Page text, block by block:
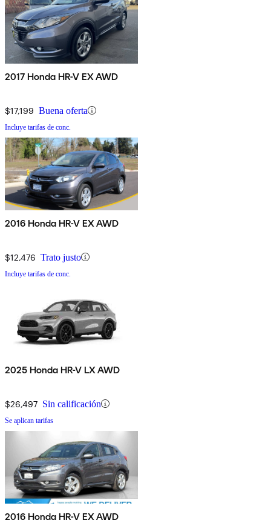
2017 Honda HR-V EX AWD
$17,199 Buena oferta
Incluye tarifas de conc.
2016 Honda HR-V EX AWD
$12,476 Trato justo
Incluye tarifas de conc.
2025 Honda HR-V LX AWD
$26,497 Sin calificación
Se aplican tarifas
2016 Honda HR-V EX AWD